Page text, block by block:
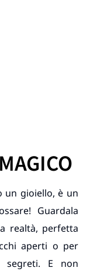
un gioiello, è un
Guardala
realtà, perfetta
aperti o per
E non